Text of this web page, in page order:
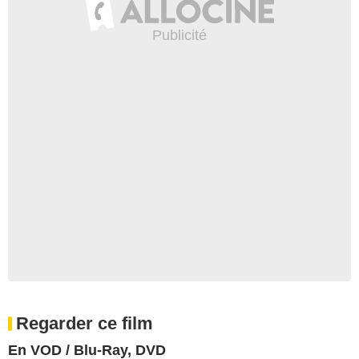
Regarder ce film
En VOD / Blu-Ray, DVD